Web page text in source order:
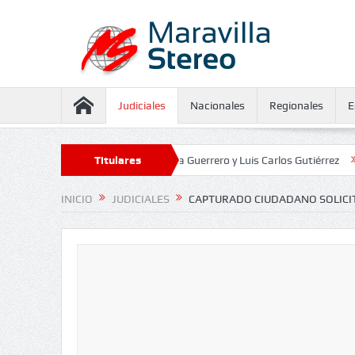
Judiciales Nacionales Regionales
Titulares
contra Juliana Guerrero y Luis Carlos Gutiérrez
INICIO JUDICIALES CAPTURADO CIUDADANO